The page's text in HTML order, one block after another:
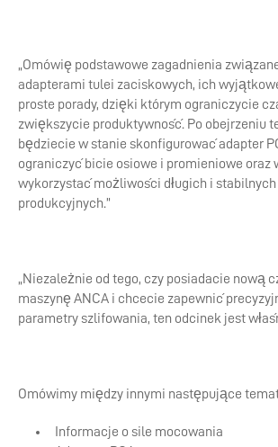
„Omówię podstawowe zagadnienia
adapterami tulei zaciskowych, ich
proste porady, dzięki którym ograniczycie
zwiększycie produktywność. Po obejrzeniu
będziecie w stanie skonfigurować adapter
ograniczyć bicie osiowe i promieniowe oraz
wykorzystać możliwości długich i
produkcyjnych.”
„Niezależnie od tego, czy posiadacie nową
maszynę ANCA i chcecie zapewnić
parametry szlifowania, ten odcinek jest
Omówimy między innymi następujące
Informacje o sile mocowania